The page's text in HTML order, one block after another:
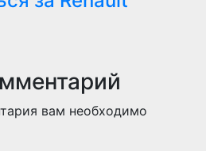
вам необходимо